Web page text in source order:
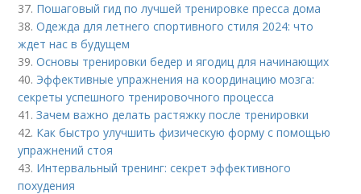
37. Пошаговый гид по лучшей тренировке пресса дома
38.Одежда для летнего спортивного стиля 2024: что
ждет нас в будущем
39.Основы тренировки бедер и ягодиц для начинающих
40. Эффективные упражнения на координацию мозга:
секреты успешного тренировочного процесса
41.Зачем важно делать растяжку после тренировки
42. Как быстро улучшить физическую форму с помощью
упражнений стоя
43. Интервальный тренинг: секрет эффективного
похудения